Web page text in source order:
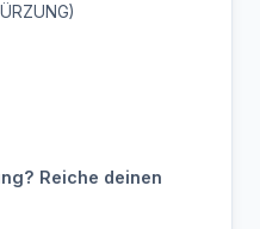
Reiche deinen